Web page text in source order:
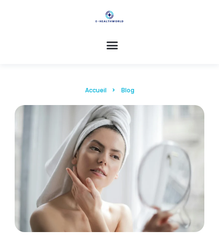
Accueil Blog